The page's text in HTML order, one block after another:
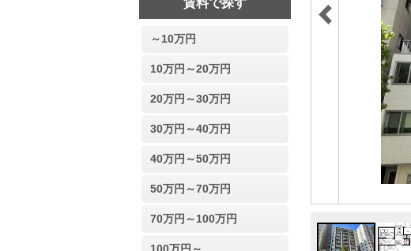
～10万円
10万円～20万円
20万円～30万円
30万円～40万円
40万円～50万円
50万円～70万円
70万円～100万円
100万円～